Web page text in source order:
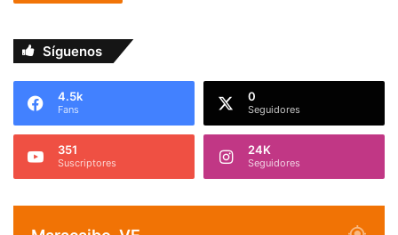
Síguenos
4.5k
Fans
0
Seguidores
351
Suscriptores
24K
Seguidores